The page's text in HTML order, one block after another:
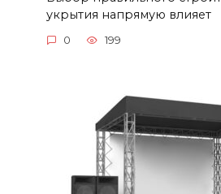
укрытия напрямую влияет
0 199